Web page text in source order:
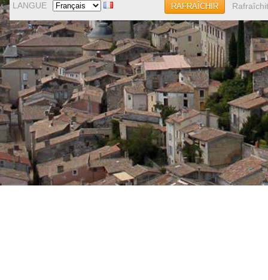
LANGUE RAFRAÎCHIR